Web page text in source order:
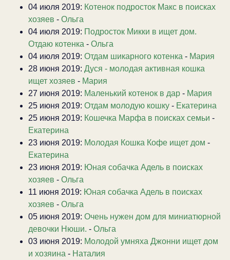
04 июля 2019: Котенок подросток Макс в поисках
хозяев - Ольга
04 июля 2019: Подросток Микки в ищет дом.
Отдаю котенка - Ольга
04 июля 2019: Отдам шикарного котенка - Мария
28 июня 2019: Дуся - молодая активная кошка
ищет хозяев - Мария
27 июня 2019: Маленький котенок в дар - Мария
25 июня 2019: Отдам молодую кошку - Екатерина
25 июня 2019: Кошечка Марфа в поисках семьи -
Екатерина
23 июня 2019: Молодая Кошка Кофе ищет дом -
Екатерина
23 июня 2019: Юная собачка Адель в поисках
хозяев - Ольга
11 июня 2019: Юная собачка Адель в поисках
хозяев - Ольга
05 июня 2019: Очень нужен дом для миниатюрной
девочки Нюши. - Ольга
03 июня 2019: Молодой умняха Джонни ищет дом
и хозяина - Наталия